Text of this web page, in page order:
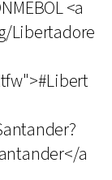
<a
Libertadore
a